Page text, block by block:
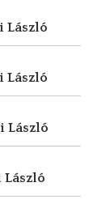
László
László
László